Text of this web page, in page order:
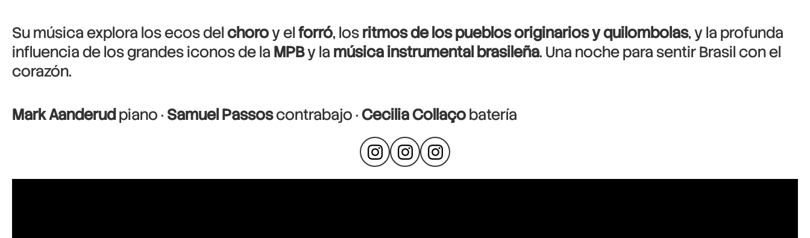
Su música explora los ecos delchoroy elforró, losritmos de los pueblos originarios y quilombolas, y la profunda
influencia de los grandes iconos de la MPBy la música instrumental brasileña. Una noche para sentir Brasil con el
corazón.
Mark Aanderudpiano · Samuel Passoscontrabajo ·Cecilia Collaçobatería